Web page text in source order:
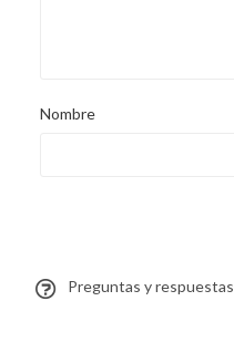
Nombre
Preguntas y respuestas